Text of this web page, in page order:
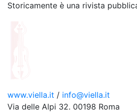
Storicamente è una rivista
www.viella.it / info@viella.it
Via delle Alpi 32. 00198 Roma